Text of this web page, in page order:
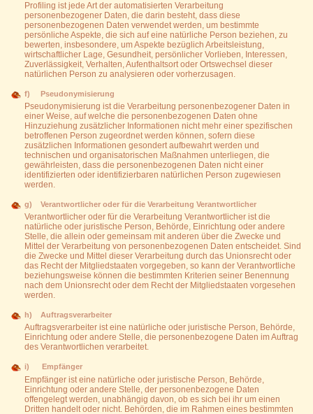
Profiling ist jede Art der automatisierten Verarbeitung
personenbezogener Daten, die darin besteht, dass diese
personenbezogenen Daten verwendet werden, um bestimmte
persönliche Aspekte, die sich auf eine natürliche Person beziehen, zu
bewerten, insbesondere, um Aspekte bezüglich Arbeitsleistung,
wirtschaftlicher Lage, Gesundheit, persönlicher Vorlieben, Interessen,
Zuverlässigkeit, Verhalten, Aufenthaltsort oder Ortswechsel dieser
natürlichen Person zu analysieren oder vorherzusagen.
f) Pseudonymisierung
Pseudonymisierung ist die Verarbeitung personenbezogener Daten in
einer Weise, auf welche die personenbezogenen Daten ohne
Hinzuziehung zusätzlicher Informationen nicht mehr einer spezifischen
betroffenen Person zugeordnet werden können, sofern diese
zusätzlichen Informationen gesondert aufbewahrt werden und
technischen und organisatorischen Maßnahmen unterliegen, die
gewährleisten, dass die personenbezogenen Daten nicht einer
identifizierten oder identifizierbaren natürlichen Person zugewiesen
werden.
g) Verantwortlicher oder für die Verarbeitung Verantwortlicher
Verantwortlicher oder für die Verarbeitung Verantwortlicher ist die
natürliche oder juristische Person, Behörde, Einrichtung oder andere
Stelle, die allein oder gemeinsam mit anderen über die Zwecke und
Mittel der Verarbeitung von personenbezogenen Daten entscheidet. Sind
die Zwecke und Mittel dieser Verarbeitung durch das Unionsrecht oder
das Recht der Mitgliedstaaten vorgegeben, so kann der Verantwortliche
beziehungsweise können die bestimmten Kriterien seiner Benennung
nach dem Unionsrecht oder dem Recht der Mitgliedstaaten vorgesehen
werden.
h) Auftragsverarbeiter
Auftragsverarbeiter ist eine natürliche oder juristische Person, Behörde,
Einrichtung oder andere Stelle, die personenbezogene Daten im Auftrag
des Verantwortlichen verarbeitet.
i) Empfänger
Empfänger ist eine natürliche oder juristische Person, Behörde,
Einrichtung oder andere Stelle, der personenbezogene Daten
offengelegt werden, unabhängig davon, ob es sich bei ihr um einen
Dritten handelt oder nicht. Behörden, die im Rahmen eines bestimmten